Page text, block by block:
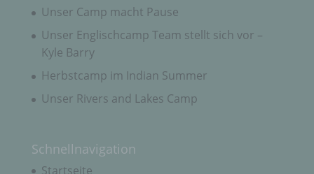
Unser Camp macht Pause
Unser Englischcamp Team stellt sich vor –
Kyle Barry
Herbstcamp im Indian Summer
Unser Rivers and Lakes Camp
Schnellnavigation
Startseite
betroffenen Person, dem Verantwortlichen, dem
Auftragsverarbeiter und den Personen, die unter
der unmittelbaren Verantwortung des
Verantwortlichen oder des Auftragsverarbeiters
verarbeiten.